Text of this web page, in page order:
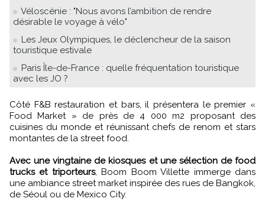
Véloscénie : "Nous avons l’ambition de rendre
désirable le voyage à vélo"
Les Jeux Olympiques, le déclencheur de la saison
touristique estivale
Paris Île-de-France : quelle fréquentation touristique
avec les JO ?
Côté F&B restauration et bars, il présentera le premier «
Food Market » de près de 4 000 m2 proposant des
cuisines du monde et réunissant chefs de renom et stars
montantes de la street food.
Avec une vingtaine de kiosques et une sélection de food
trucks et triporteurs, Boom Boom Villette immerge dans
une ambiance street market inspirée des rues de Bangkok,
de Séoul ou de Mexico City.